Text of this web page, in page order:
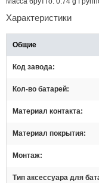
Характеристики
Общие
Код завода
Кол-во батарей
Материал контакта
Материал покрытия
Монтаж
Тип аксессуара для